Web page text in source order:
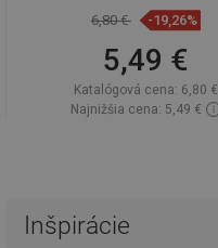
6,80 € -19,26%
5,49 €
Katalógová cena: 6,80 €
Najnižšia cena: 5,49 €
Porovnaj
Inšpirácie